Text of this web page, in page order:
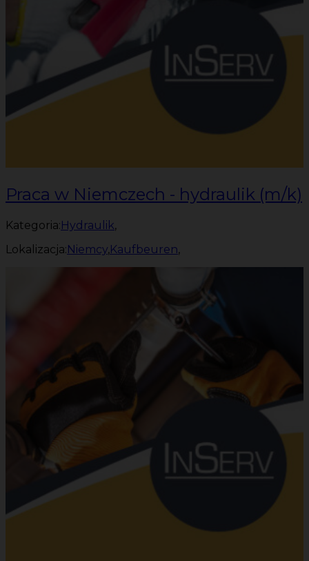
Praca w Niemczech - hydraulik (m/k)
Kategoria:Hydraulik,
Lokalizacja:Niemcy,Kaufbeuren,